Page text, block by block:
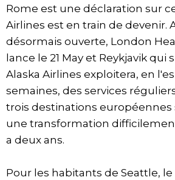
Rome est une déclaration sur
Airlines est en train de devenir.
désormais ouverte, London
lance le 21 May et Reykjavik qui
Alaska Airlines exploitera, en
semaines, des services
trois destinations
une transformation
a deux ans.
Pour les habitants de Seattle,